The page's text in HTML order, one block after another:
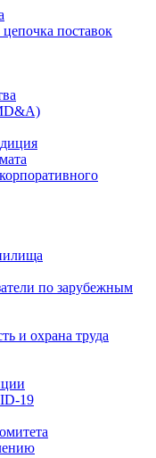
цепочка поставок
по зарубежным
и охрана труда